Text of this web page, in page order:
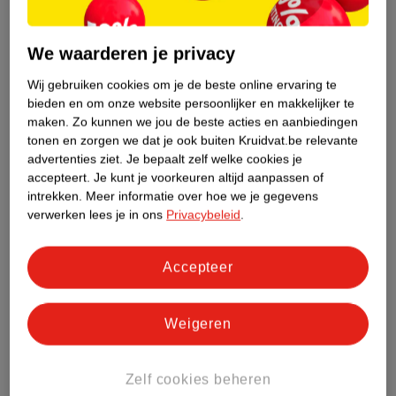
Zachte Daglenzen
Medisch hulpmiddel - 30
stuks
24.
70
-4.50 Zachte
Maandlenzen
Medisch hulpmiddel - 6
stuks
20.
14
We waarderen je privacy
Wij gebruiken cookies om je de beste online ervaring te
bieden en om onze website persoonlijker en makkelijker te
maken. Zo kunnen we jou de beste acties en aanbiedingen
tonen en zorgen we dat je ook buiten Kruidvat.be relevante
advertenties ziet. Je bepaalt zelf welke cookies je
accepteert. Je kunt je voorkeuren altijd aanpassen of
intrekken. Meer informatie over hoe we je gegevens
verwerken lees je in ons Privacybeleid.
Zelf cookies beheren
Weigeren
Accepteer